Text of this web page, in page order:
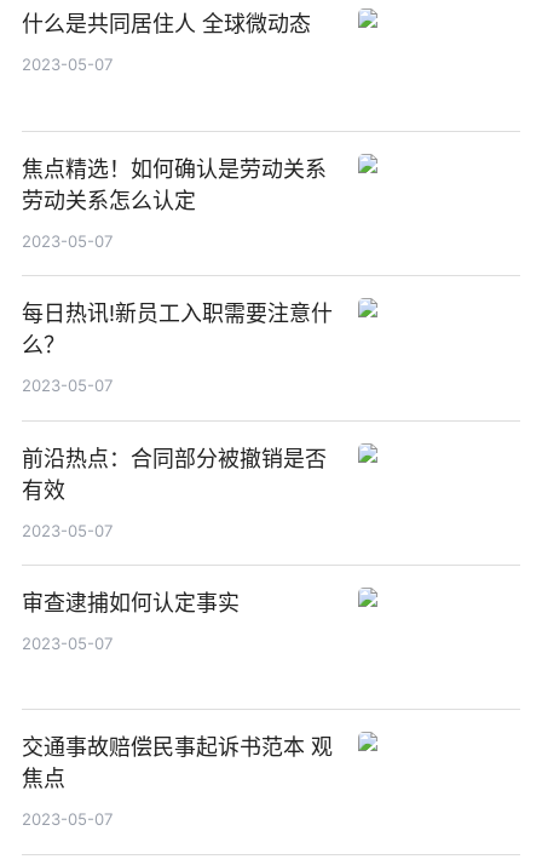
什么是共同居住人 全球微动态
2023-05-07
焦点精选！如何确认是劳动关系
劳动关系怎么认定
2023-05-07
每日热讯!新员工入职需要注意什
么？
2023-05-07
前沿热点：合同部分被撤销是否
有效
2023-05-07
审查逮捕如何认定事实
2023-05-07
交通事故赔偿民事起诉书范本 观
焦点
2023-05-07